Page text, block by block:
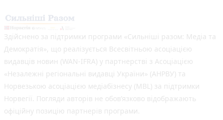
Здійснено за підтримки програми «Сильніші разом: Медіа та
Демократія», що реалізується Всесвітньою асоціацією
видавців новин (WAN-IFRA) у партнерстві з Асоціацією
«Незалежні регіональні видавці України» (АНРВУ) та
Норвезькою асоціацією медіабізнесу (MBL) за підтримки
Норвегії. Погляди авторів не обов’язково відображають
офіційну позицію партнерів програми.